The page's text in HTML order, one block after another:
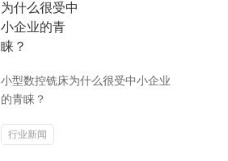
为什么很受中
小企业的青
睐？
小型数控铣床为什么很受中小企业
的青睐？
行业新闻